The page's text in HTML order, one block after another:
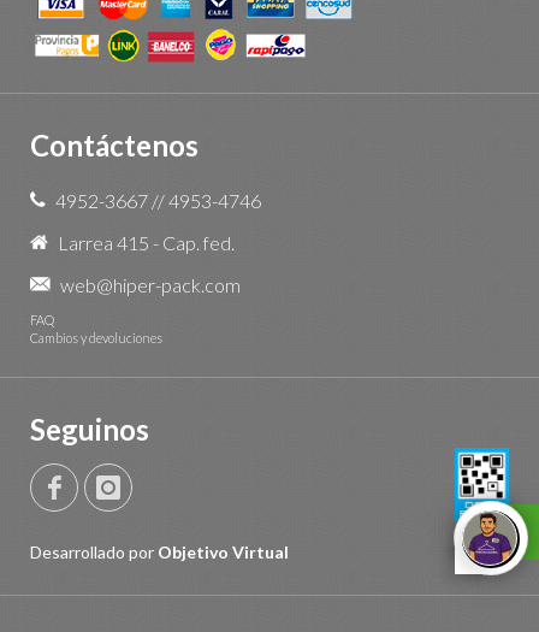
Contáctenos
4952-3667 //4953-4746
Larrea 415 - Cap. fed.
web@hiper-pack.com
FAQ
Cambios y devoluciones
Seguinos
Desarrollado por Objetivo Virtual